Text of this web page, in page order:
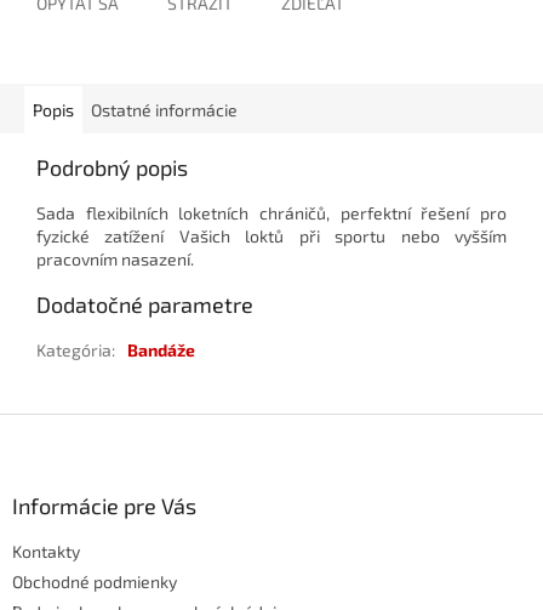
Popis Ostatné informácie
Podrobný popis
Sada flexibilních loketních chráničů, perfektní řešení pro
fyzické zatížení Vašich loktů při sportu nebo vyšším
pracovním nasazení.
Dodatočné parametre
Kategória: Bandáže
Informácie pre Vás
Kontakty
Obchodné podmienky